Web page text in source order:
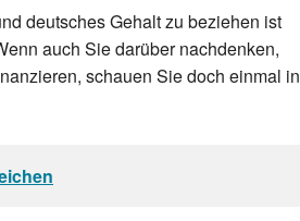
deutsches Gehalt zu beziehen ist
auch Sie darüber nachdenken,
schauen Sie doch einmal in